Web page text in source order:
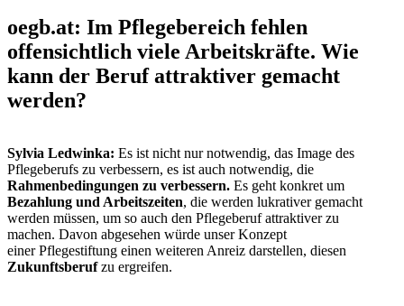
oegb.at: Im Pflegebereich fehlen
offensichtlich viele Arbeitskräfte. Wie
kann der Beruf attraktiver gemacht
werden?
Sylvia Ledwinka: Es ist nicht nur notwendig, das Image des
Pflegeberufs zu verbessern, es ist auch notwendig, die
Rahmenbedingungen zu verbessern. Es geht konkret um
Bezahlung und Arbeitszeiten, die werden lukrativer gemacht
werden müssen, um so auch den Pflegeberuf attraktiver zu
machen. Davon abgesehen würde unser Konzept
einer Pflegestiftung einen weiteren Anreiz darstellen, diesen
Zukunftsberufzu ergreifen.